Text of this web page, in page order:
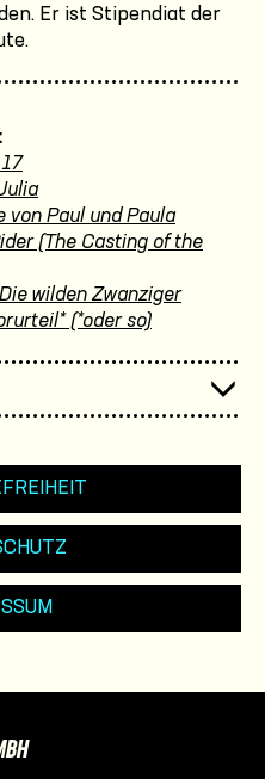
Er ist Stipendiat der
von Paul und Paula
(The Casting of the
Die wilden Zwanziger
(*oder so)